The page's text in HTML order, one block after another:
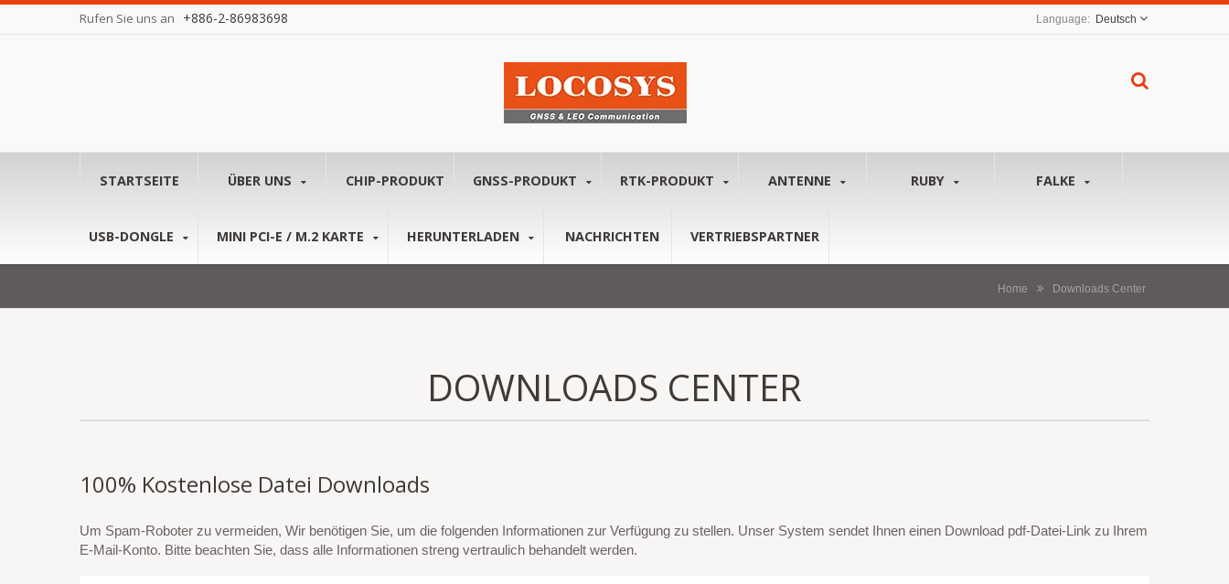
Rufen Sie uns an +886-2-86983698 Deutsch
STARTSEITE ÜBER UNS CHIP-PRODUKT GNSS-PRODUKT RTK-PRODUKT ANTENNE RUBY FALKE
USB-DONGLE MINI PCI-E / M.2 KARTE HERUNTERLADEN NACHRICHTEN VERTRIEBSPARTNER
Home Downloads Center
DOWNLOADS CENTER
100% Kostenlose Datei Downloads
Um Spam-Roboter zu vermeiden, Wir benötigen Sie, um die folgenden Informationen zur Verfügung zu stellen. Unser System sendet Ihnen einen Download pdf-Datei-Link zu Ihrem
E-Mail-Konto. Bitte beachten Sie, dass alle Informationen streng vertraulich behandelt werden.